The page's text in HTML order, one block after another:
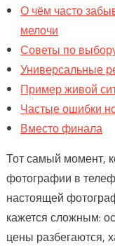
О чём часто
мелочи
Советы по
Универсальные
Пример живой
Частые ошибки
Вместо финала
Тот самый момент,
фотографии в
настоящей
кажется сложным:
цены разбегаются,